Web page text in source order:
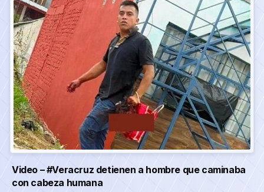
Video – #Veracruz detienen a hombre que caminaba
con cabeza humana